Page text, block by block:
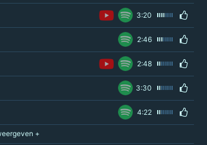
3:20
2:46
2:48
3:30
4:22